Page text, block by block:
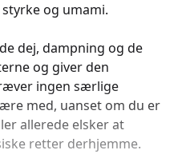
og umami.
dej, dampning og de
og giver den
ingen særlige
med, uanset om du er
allerede elsker at
retter derhjemme.